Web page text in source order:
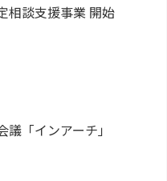
相談支援事業 開始
「インアーチ」